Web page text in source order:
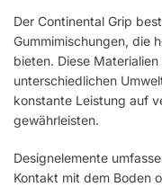
Der Continental Grip
Gummimischungen, die
bieten. Diese
unterschiedlichen
konstante Leistung auf
gewährleisten.
Designelemente
Kontakt mit dem Boden